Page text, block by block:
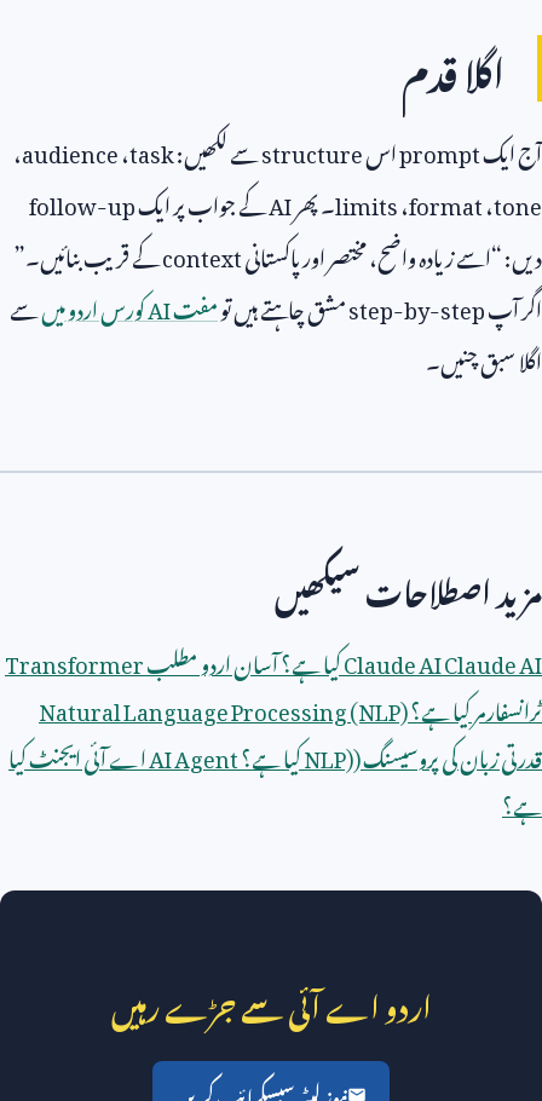
اگلا قدم
آج ایکpromptاسstructureسے لکھیں:task،audience،
tone،format،limits۔ پھرAIکے جواب پر ایکfollow-up
دیں: “اسے زیادہ واضح، مختصر اور پاکستانیcontextکے قریب بنائیں۔”
اگر آپstep-by-stepمشق چاہتے ہیں تومفتAIکورس اردو میںسے
اگلا سبق چنیں۔
مزید اصطلاحات سیکھیں
Claude AI
Claude AIکیا ہے؟ آسان اردو مطلبTransformer
ٹرانسفارمر کیا ہے؟Natural Language Processing (NLP)
قدرتی زبان کی پروسیسنگ (NLP)کیا ہے؟AI Agentاے آئی ایجنٹ کیا
ہے؟
اردو اے آئی سے جڑے رہیں